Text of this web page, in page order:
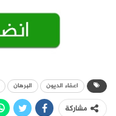
اعفاء الديون البرهان
مشاركة